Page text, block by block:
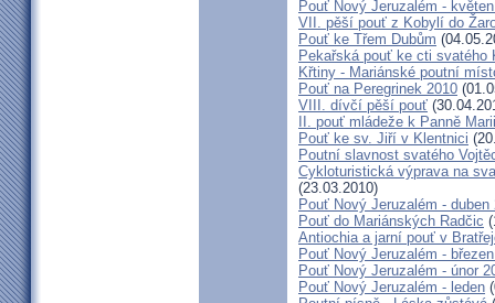
Pouť Nový Jeruzalém -
VII. pěší pouť z Kobylí do
Pouť ke Třem Dubům
Pekařská pouť ke cti svatého
Křtiny - Mariánské poutní
Pouť na Peregrinek 2010
VIII. dívčí pěší pouť
II. pouť mládeže k Panně
Pouť ke sv. Jiří v Klentnici
Poutní slavnost svatého
Cykloturistická výprava na
(23.03.2010)
Pouť Nový Jeruzalém - duben
Pouť do Mariánských Radčic
Antiochia a jarní pouť v
Pouť Nový Jeruzalém -
Pouť Nový Jeruzalém - únor
Pouť Nový Jeruzalém - leden